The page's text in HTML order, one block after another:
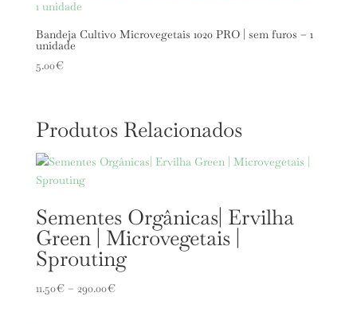
Bandeja Cultivo Microvegetais 1020 PRO | sem furos – 1
unidade
5.00€
Produtos Relacionados
Sementes Orgânicas| Ervilha
Green | Microvegetais |
Sprouting
11.50€ – 290.00€Price